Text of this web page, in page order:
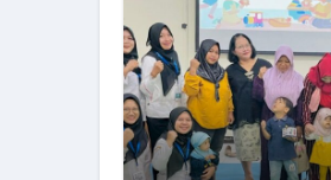
Apa itu
Skrining
Hari
Lokmin